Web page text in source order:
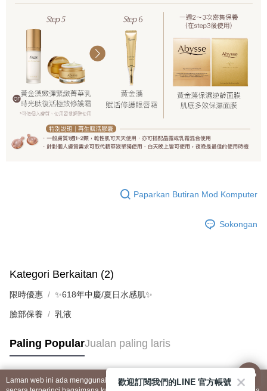
Paparkan Butiran Mod Komputer
Sokongan
Kategori Berkaitan (2)
限時優惠 ✨618年中慶/夏日水感肌✨
臉部保養 乳液
Paling PopularJualan paling laris
Laman web ini ada menggunakan kuki. Sekiranya anda ingin mengetahui
歡迎訂閱我們的LINE 官方帳號